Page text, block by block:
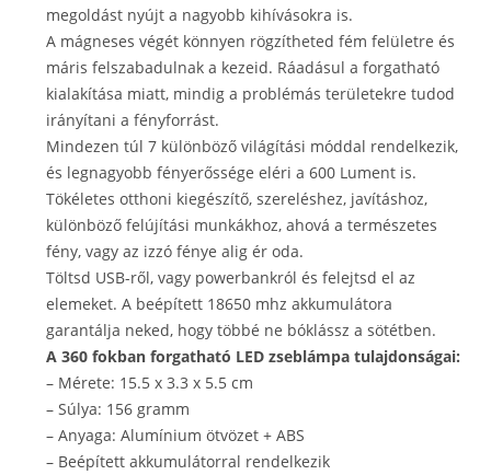
megoldást nyújt a nagyobb kihívásokra is.
A mágneses végét könnyen rögzítheted fém felületre és
máris felszabadulnak a kezeid. Ráadásul a forgatható
kialakítása miatt, mindig a problémás területekre tudod
irányítani a fényforrást.
Mindezen túl 7 különböző világítási móddal rendelkezik,
és legnagyobb fényerőssége eléri a 600 Lument is.
Tökéletes otthoni kiegészítő, szereléshez, javításhoz,
különböző felújítási munkákhoz, ahová a természetes
fény, vagy az izzó fénye alig ér oda.
Töltsd USB-ről, vagy powerbankról és felejtsd el az
elemeket. A beépített 18650 mhz akkumulátora
garantálja neked, hogy többé ne bóklássz a sötétben.
A 360 fokban forgatható LED zseblámpa tulajdonságai:
– Mérete: 15.5 x 3.3 x 5.5 cm
– Súlya: 156 gramm
– Anyaga: Alumínium ötvözet + ABS
– Beépített akkumulátorral rendelkezik